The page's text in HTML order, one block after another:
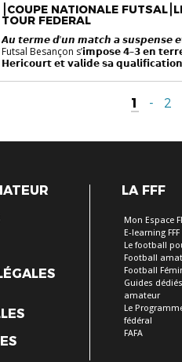
⎮COUPE NATIONALE
TOUR FEDERAL
𝘼𝙪 𝙩𝙚𝙧𝙢𝙚 𝙙’𝙪𝙣 𝙢𝙖𝙩𝙘𝙝 𝙖 𝙨𝙪𝙨𝙥𝙚𝙣𝙨𝙚 𝙚𝙩
Futsal Besançon s’𝗶𝗺𝗽𝗼𝘀𝗲 𝟰–𝟯 𝗲𝗻
𝗛𝗲𝗿𝗶𝗰𝗼𝘂𝗿𝘁 𝗲𝘁 𝘃𝗮𝗹𝗶𝗱𝗲 𝘀𝗮
1 - 2
LA FFF
Mon Espace
E-learning FFF
Le football
Football
Football
Guides
amateur
Le
fédéral
FAFA